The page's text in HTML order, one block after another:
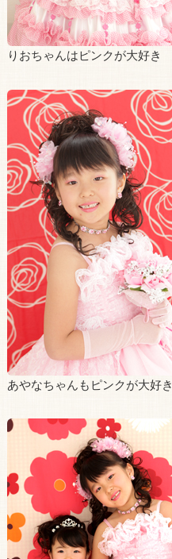
りおちゃんはピンクが大好き
あやなちゃんもピンクが大好き